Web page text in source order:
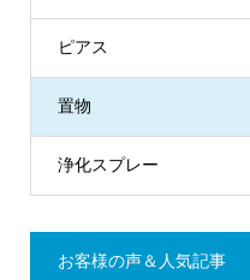
ピアス
置物
浄化スプレー
お客様の声＆人気記事